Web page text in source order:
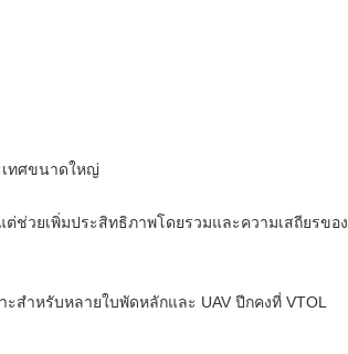
เทศขนาดใหญ่
ช่วยเพิ่มประสิทธิภาพโดยรวมและความเสถียรของ
ำหรับหลายใบพัดหลักและ UAV ปีกคงที่ VTOL